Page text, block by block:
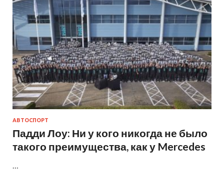
АВТОСПОРТ
Падди Лоу: Ни у кого никогда не было
такого преимущества, как у Mercedes